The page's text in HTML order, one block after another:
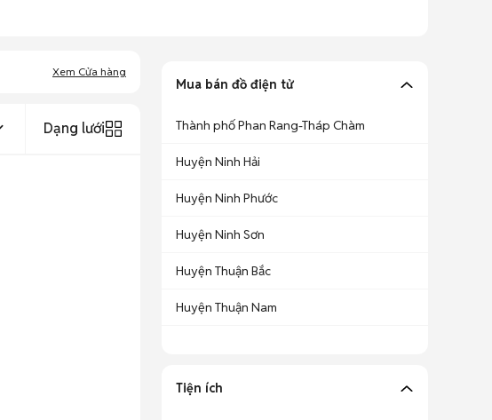
Xem Cửa hàng
Dạng lưới
Mua bán đồ điện tử
Thành phố Phan Rang-Tháp Chàm
Huyện Ninh Hải
Huyện Ninh Phước
Huyện Ninh Sơn
Huyện Thuận Bắc
Huyện Thuận Nam
Tiện ích